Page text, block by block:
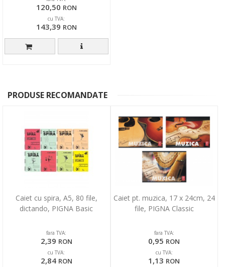
120,50 RON
cu TVA:
143,39 RON
PRODUSE RECOMANDATE
Caiet cu spira, A5, 80 file,
dictando, PIGNA Basic
fara TVA:
2,39 RON
cu TVA:
2,84 RON
Caiet pt. muzica, 17 x 24cm, 24
file, PIGNA Classic
fara TVA:
0,95 RON
cu TVA:
1,13 RON